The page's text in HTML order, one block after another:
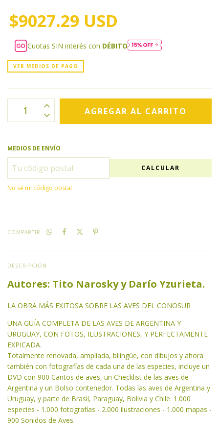
$9027.29 USD
Cuotas SIN interés con DÉBITO
VER MEDIOS DE PAGO
MEDIOS DE ENVÍO
CALCULAR
No sé mi código postal
COMPARTIR
DESCRIPCIÓN
Autores: Tito Narosky y Darío Yzurieta.
LA OBRA MÁS EXITOSA SOBRE LAS AVES DEL CONOSUR
UNA GUÍA COMPLETA DE LAS AVES DE ARGENTINA Y
URUGUAY, CON FOTOS, ILUSTRACIONES, Y PERFECTAMENTE
EXPICADA.
Totalmente renovada, ampliada, bilingüe, con dibujos y ahora
también con fotografías de cada una de las especies, incluye un
DVD con 900 Cantos de aves, un Checklist de las aves de
Argentina y un Bolso contenedor. Todas las aves de Argentina y
Uruguay, y parte de Brasil, Paraguay, Bolivia y Chile. 1.000
especies - 1.000 fotografías - 2.000 ilustraciones - 1.000 mapas -
900 Sonidos de Aves.